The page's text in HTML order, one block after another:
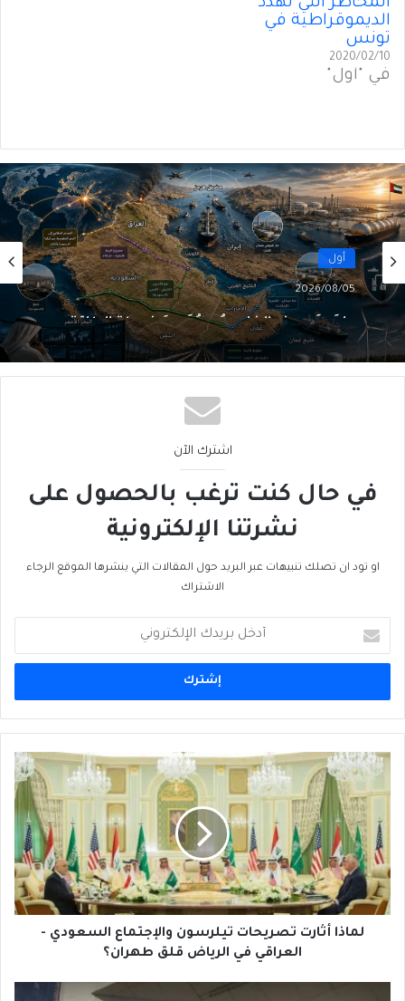
المخاطر التي تُهدّد
الديموقراطية في
تونس
2020/02/10
في "أول"
أول
2026/08/05
ما بَعدَ هرمز… الخليج يُعيدُ رَسمَ خريطةِ الطاقة
اشترك الآن
في حال كنت ترغب بالحصول على
نشرتنا الإلكترونية
او تود ان تصلك تنبيهات عبر البريد حول المقالات التي ينشرها الموقع الرجاء
الاشتراك
بريدك
الإلكتروني
لماذا
أثارت
تصريحات
تيلرسون
والإجتماع
السعودي
-
العراقي
في
الرياضلماذا أثارت تصريحات تيلرسون والإجتماع السعودي -
العراقي في الرياض قلق طهران؟